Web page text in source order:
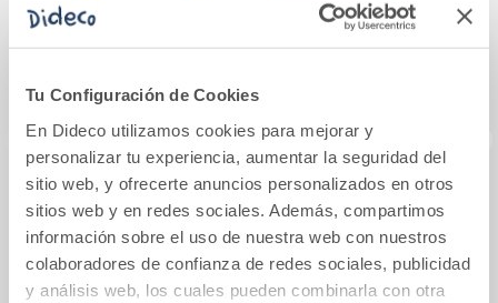
Tu Configuración de Cookies
En Dideco utilizamos cookies para mejorar y
personalizar tu experiencia, aumentar la seguridad del
sitio web, y ofrecerte anuncios personalizados en otros
sitios web y en redes sociales. Además, compartimos
información sobre el uso de nuestra web con nuestros
colaboradores de confianza de redes sociales, publicidad
y análisis web, los cuales pueden combinarla con otra
Bote con moldes
para plastilina 24
unidades Jovi
7,70€
Pasta Fimo Soft
Turquesa 56gr